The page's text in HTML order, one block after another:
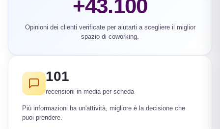
+43.100
Opinioni dei clienti verificate per aiutarti a scegliere il miglior
spazio di coworking.
101
recensioni in media per scheda
Più informazioni ha un'attività, migliore è la decisione che
puoi prendere.